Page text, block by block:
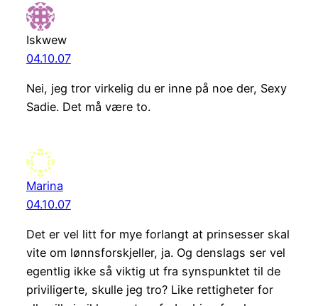
Iskwew
04.10.07
Nei, jeg tror virkelig du er inne på noe der, Sexy
Sadie. Det må være to.
Marina
04.10.07
Det er vel litt for mye forlangt at prinsesser skal
vite om lønnsforskjeller, ja. Og denslags ser vel
egentlig ikke så viktig ut fra synspunktet til de
priviligerte, skulle jeg tro? Like rettigheter for